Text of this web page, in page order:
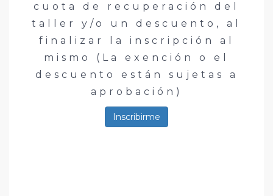
cuota de recuperación del
taller y/o un descuento, al
finalizar la inscripción al
mismo (La exención o el
descuento están sujetas a
aprobación)
Inscribirme